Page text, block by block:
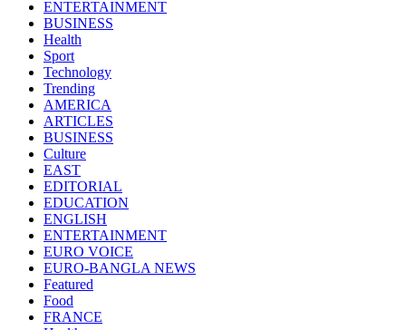
ENTERTAINMENT
BUSINESS
Health
Sport
Technology
Trending
AMERICA
ARTICLES
BUSINESS
Culture
EAST
EDITORIAL
EDUCATION
ENGLISH
ENTERTAINMENT
EURO VOICE
EURO-BANGLA NEWS
Featured
Food
FRANCE